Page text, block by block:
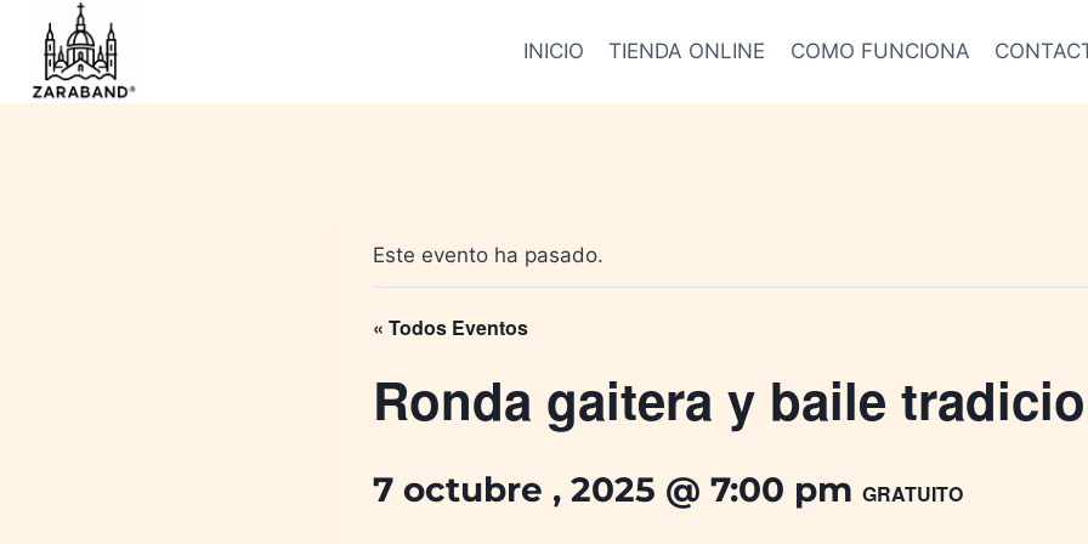
contenido
INICIO TIENDA ONLINE COMO FUNCIONA
Este evento ha pasado.
« Todos Eventos
Ronda gaitera y baile
7 octubre , 2025 @ 7:00 pm GRATUITO